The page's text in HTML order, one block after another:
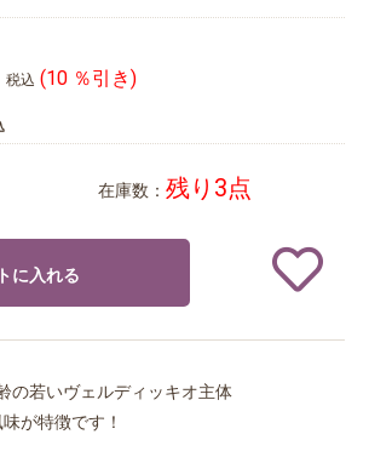
税込 (10 ％引き)
在庫数： 残り3点
に入れる
の若いヴェルディッキオ主体
が特徴です！